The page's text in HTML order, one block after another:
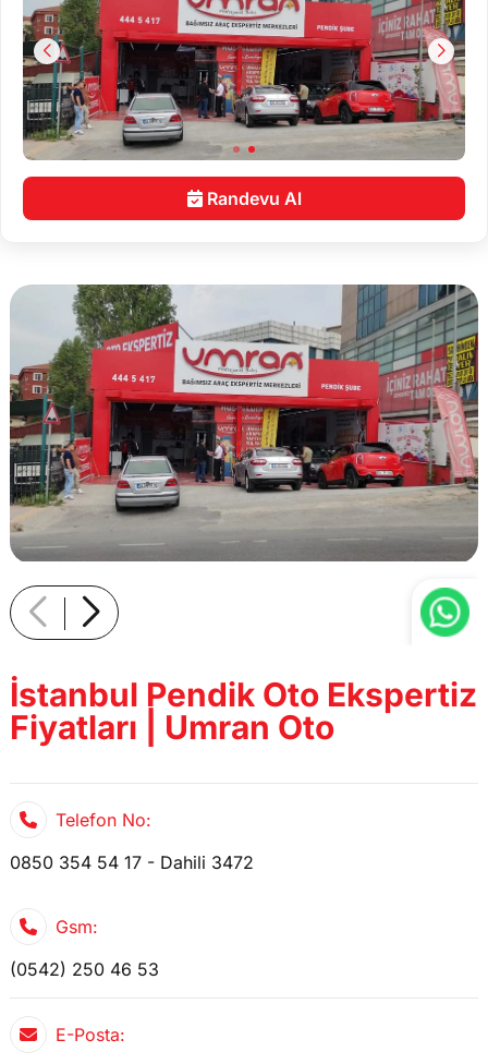
Randevu Al
İstanbul Pendik Oto Ekspertiz
Fiyatları | Umran Oto
Telefon No:
0850 354 54 17 - Dahili 3472
Gsm:
(0542) 250 46 53
E-Posta: